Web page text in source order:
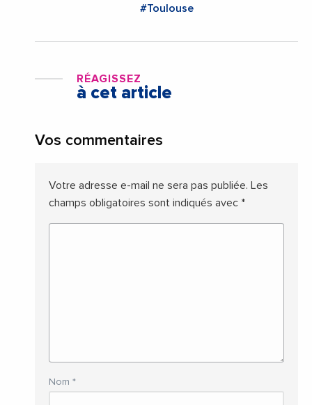
#Toulouse
RÉAGISSEZ
à cet article
Vos commentaires
Votre adresse e-mail ne sera pas publiée. Les
champs obligatoires sont indiqués avec *
Nom *